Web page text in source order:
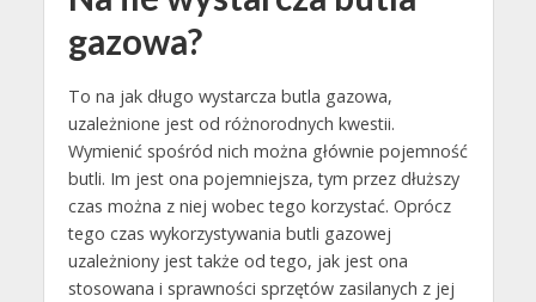
gazowa?
To na jak długo wystarcza butla gazowa,
uzależnione jest od różnorodnych kwestii.
Wymienić spośród nich można głównie pojemność
butli. Im jest ona pojemniejsza, tym przez dłuższy
czas można z niej wobec tego korzystać. Oprócz
tego czas wykorzystywania butli gazowej
uzależniony jest także od tego, jak jest ona
stosowana i sprawności sprzętów zasilanych z jej